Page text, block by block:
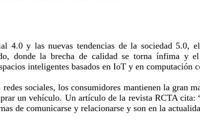
4.0 y las nuevas tendencias de la sociedad 5.0,
donde la brecha de calidad se torna ínfima y
inteligentes basados en IoT y en computación
sociales, los consumidores mantienen la gran
un vehículo. Un artículo de la revista RCTA cita:
de comunicarse y relacionarse y son en la